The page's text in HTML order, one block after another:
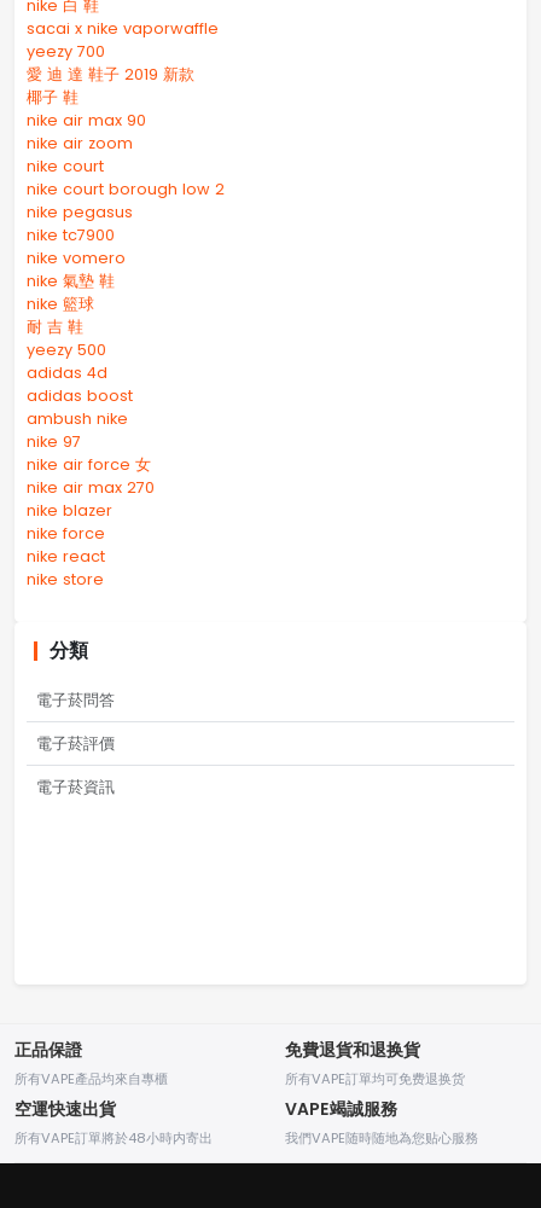
nike 白 鞋
sacai x nike vaporwaffle
yeezy 700
愛 迪 達 鞋子 2019 新款
椰子 鞋
nike air max 90
nike air zoom
nike court
nike court borough low 2
nike pegasus
nike tc7900
nike vomero
nike 氣墊 鞋
nike 籃球
耐 吉 鞋
yeezy 500
adidas 4d
adidas boost
ambush nike
nike 97
nike air force 女
nike air max 270
nike blazer
nike force
nike react
nike store
分類
電子菸問答
電子菸評價
電子菸資訊
正品保證
所有VAPE產品均來自專櫃
免費退貨和退换貨
所有VAPE訂單均可免费退换货
空運快速出貨
所有VAPE訂單將於48小時内寄出
VAPE竭誠服務
我們VAPE随時随地為您贴心服務